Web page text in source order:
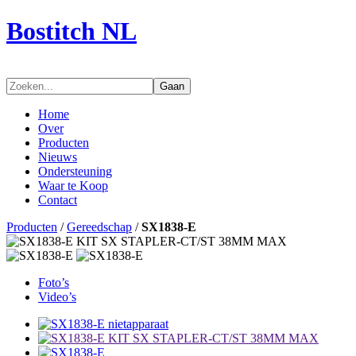
Bostitch NL
Gaan
Home
Over
Producten
Nieuws
Ondersteuning
Waar te Koop
Contact
Producten /Gereedschap /SX1838-E
Foto’s
Video’s